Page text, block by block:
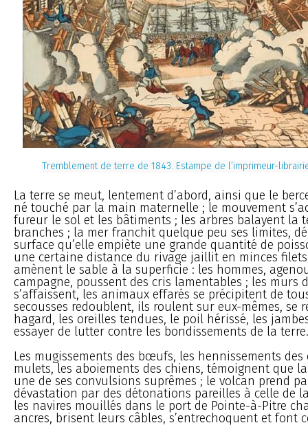
Tremblement de terre de 1843. Estampe de l’imprimeur-
La terre se meut, lentement d’abord, ainsi que le
né touché par la main maternelle ; le mouvement
fureur le sol et les bâtiments ; les arbres balayent la
branches ; la mer franchit quelque peu ses limites,
surface qu’elle empiète une grande quantité de
une certaine distance du rivage jaillit en minces filets
amènent le sable à la superficie : les hommes,
campagne, poussent des cris lamentables ; les murs
s’affaissent, les animaux effarés se précipitent de
secousses redoublent, ils roulent sur eux-mêmes, se
hagard, les oreilles tendues, le poil hérissé, les
essayer de lutter contre les bondissements de la terre.
Les mugissements des bœufs, les hennissements des
mulets, les aboiements des chiens, témoignent que
une de ses convulsions suprêmes ; le volcan prend
dévastation par des détonations pareilles à celle de
les navires mouillés dans le port de Pointe-à-Pitre
ancres, brisent leurs câbles, s’entrechoquent et font